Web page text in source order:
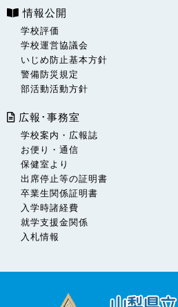
情報公開
学校評価
学校運営協議会
いじめ防止基本方針
警備防災規定
部活動活動方針
広報･事務室
学校案内・広報誌
お便り・通信
保健室より
出席停止等の証明書
卒業生関係証明書
入学時諸経費
就学支援金関係
入札情報